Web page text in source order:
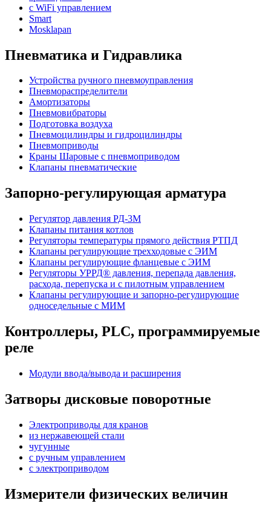
с WiFi управлением
Smart
Mosklapan
Пневматика и Гидравлика
Устройства ручного пневмоуправления
Пневмораспределители
Амортизаторы
Пневмовибраторы
Подготовка воздуха
Пневмоцилиндры и гидроцилиндры
Пневмоприводы
Краны Шаровые с пневмоприводом
Клапаны пневматические
Запорно-регулирующая арматура
Регулятор давления РД-3М
Клапаны питания котлов
Регуляторы температуры прямого действия РТПД
Клапаны регулирующие трехходовые с ЭИМ
Клапаны регулирующие фланцевые с ЭИМ
Регуляторы УРРД® давления, перепада давления,
расхода, перепуска и с пилотным управлением
Клапаны регулирующие и запорно-регулирующие
односедельные с МИМ
Контроллеры, PLС, программируемые
реле
Модули ввода/вывода и расширения
Затворы дисковые поворотные
Электроприводы для кранов
из нержавеющей стали
чугунные
с ручным управлением
c электроприводом
Измерители физических величин